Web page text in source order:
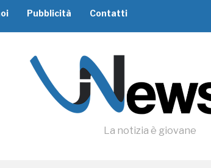
Pubblicità Contatti
La notizia è giovane